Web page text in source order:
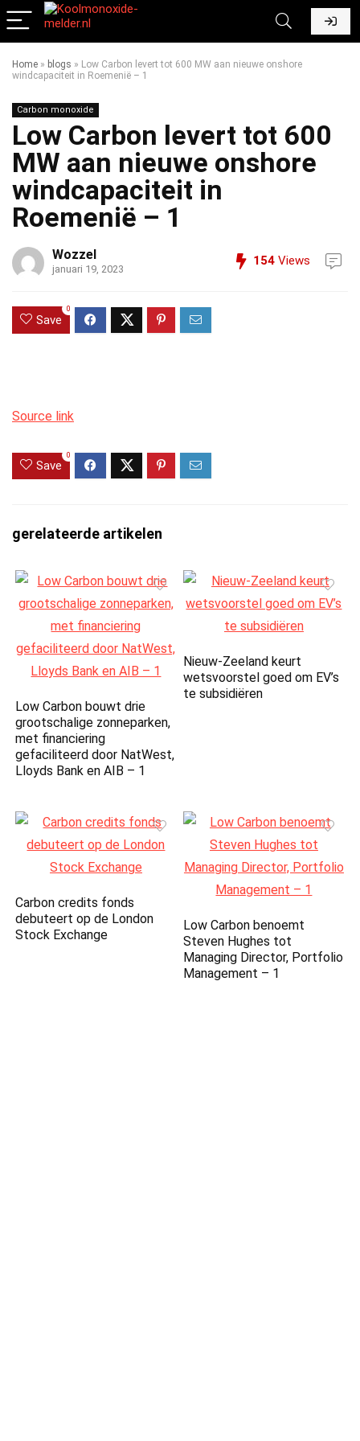
Home » blogs » Low Carbon levert tot 600 MW aan nieuwe onshore
windcapaciteit in Roemenië – 1
Carbon monoxide
Low Carbon levert tot 600
MW aan nieuwe onshore
windcapaciteit in
Roemenië – 1
Wozzel
januari 19, 2023
154 Views
Save
0
Source link
Save
0
gerelateerde artikelen
Low Carbon bouwt drie
grootschalige zonneparken,
met financiering
gefaciliteerd door NatWest,
Lloyds Bank en AIB – 1
Nieuw-Zeeland keurt
wetsvoorstel goed om EV’s
te subsidiëren
Carbon credits fonds
debuteert op de London
Stock Exchange
Low Carbon benoemt
Steven Hughes tot
Managing Director, Portfolio
Management – 1